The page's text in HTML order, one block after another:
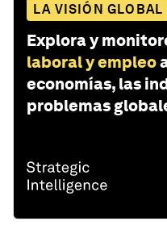
LA VISIÓN GLOBAL
Explora y
laboral y empleo
economías, las
problemas